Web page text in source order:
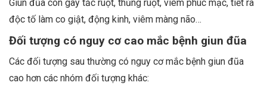
Giun đũa còn gây tắc ruột, thủng ruột, viêm phúc mạc, tiết ra
độc tố làm co giật, động kinh, viêm màng não…
Đối tượng có nguy cơ cao mắc bệnh giun đũa
Các đối tượng sau thường có nguy cơ mắc bệnh giun đũa
cao hơn các nhóm đối tượng khác: